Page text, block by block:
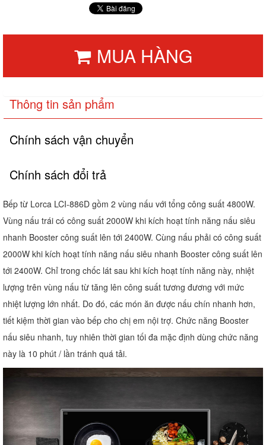
MUA HÀNG
Thông tin sản phẩm
Chính sách vận chuyển
Chính sách đổi trả
Bếp từ Lorca LCI-886D gồm 2 vùng nấu với tổng công suất 4800W.
Vùng nấu trái có công suất 2000W khi kích hoạt tính năng nấu siêu
nhanh Booster công suất lên tới 2400W. Cùng nấu phải có công suất
2000W khi kích hoạt tính năng nấu siêu nhanh Booster công suất lên
tới 2400W. Chỉ trong chốc lát sau khi kích hoạt tính năng này, nhiệt
lượng trên vùng nấu từ tăng lên công suất tương đương với mức
nhiệt lượng lớn nhất. Do đó, các món ăn được nấu chín nhanh hơn,
tiết kiệm thời gian vào bếp cho chị em nội trợ. Chức năng Booster
nấu siêu nhanh, tuy nhiên thời gian tối đa mặc định dùng chức năng
này là 10 phút / lần tránh quá tải.